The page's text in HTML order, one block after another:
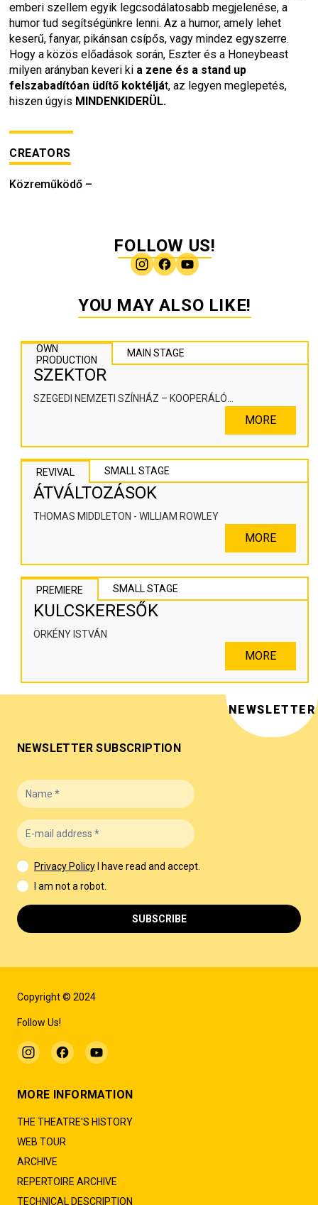
emberi szellem egyik legcsodálatosabb megjelenése, a
humor tud segítségünkre lenni. Az a humor, amely lehet
keserű, fanyar, pikánsan csípős, vagy mindez egyszerre.
Hogy a közös előadások során, Eszter és a Honeybeast
milyen arányban keveri ki a zene és a stand up
felszabadítóan üdítő koktélját, az legyen meglepetés,
hiszen úgyis MINDENKIDERÜL.
CREATORS
Közreműködő –
FOLLOW US!
YOU MAY ALSO LIKE!
OWN
PRODUCTION
MAIN STAGE
SZEKTOR
SZEGEDI NEMZETI SZÍNHÁZ – KOOPERÁLÓ
MORE
REVIVAL SMALL STAGE
ÁTVÁLTOZÁSOK
THOMAS MIDDLETON - WILLIAM ROWLEY
MORE
PREMIERE SMALL STAGE
KULCSKERESŐK
ÖRKÉNY ISTVÁN
MORE
Copyright © 2024
Follow Us!
MORE INFORMATION
THE THEATRE'S HISTORY
WEB TOUR
ARCHIVE
REPERTOIRE ARCHIVE
TECHNICAL DESCRIPTION
NEWSLETTER
NEWSLETTER SUBSCRIPTION
Privacy Policy
I have read and accept.
I am not a robot.
SUBSCRIBE